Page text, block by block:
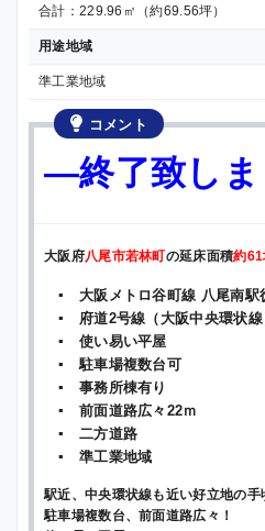
合計：229.96㎡（約69.56坪）
用途地域
準工業地域
コメント
—終了致し
大阪府八尾市若林町の延床面積約61
▪ 大阪メトロ谷町線 八尾南駅
▪ 府道2号線（大阪中央環状線
▪ 使い易い平屋
▪ 駐車場複数台可
▪ 事務所棟有り
▪ 前面道路広々22ｍ
▪ 二方道路
▪ 準工業地域
駅近、中央環状線も近い好立地の手
駐車場複数台、前面道路広々！